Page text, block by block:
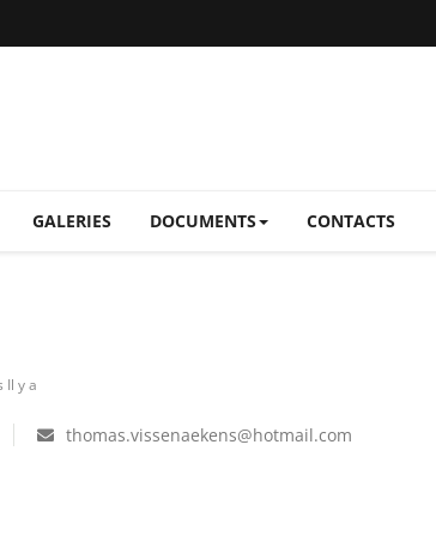
GALERIES DOCUMENTS CONTACTS
Il y a
thomas.vissenaekens@hotmail.com